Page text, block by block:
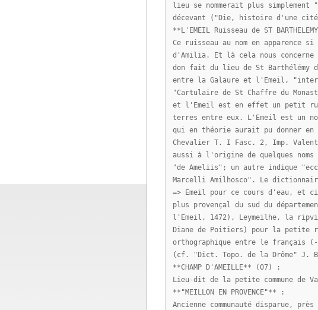
lieu se nommerait plus simplement
décevant ("Die, histoire d'une
**L'EMEIL Ruisseau de ST
Ce ruisseau au nom en
d'Amilia. Et là cela nous concerne
don fait du lieu de St Barthélémy
entre la Galaure et l'Emeil, "inter
"Cartulaire de St Chaffre du
et l'Emeil est en effet un petit
terres entre eux. L'Emeil est un
qui en théorie aurait pu donner
Chevalier T. I Fasc. 2, Imp.
aussi à l'origine de quelques
"de Ameliis"; un autre indique
Marcelli Amilhosco". Le
=> Emeil pour ce cours d'eau, et
plus provençal du sud du
l'Emeil, 1472), Leymeilhe, la
Diane de Poitiers) pour la petite
orthographique entre le
(cf. "Dict. Topo. de la Drôme" J.
**CHAMP D'AMEILLE** (07) :
Lieu-dit de la petite commune de
**"MEILLON EN PROVENCE"** :
Ancienne communauté disparue,